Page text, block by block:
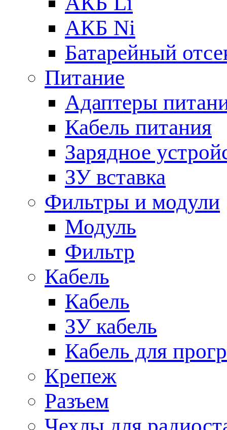
АКБ Ni
Батарейный
Питание
Адаптеры
Кабель питания
Зарядное
ЗУ вставка
Фильтры и модули
Модуль
Фильтр
Кабель
Кабель
ЗУ кабель
Кабель для
Крепеж
Разъем